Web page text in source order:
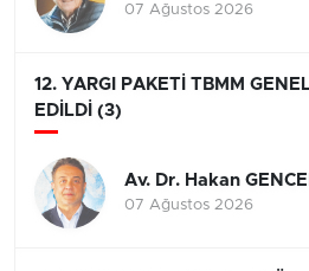
07 Ağustos 2026
12. YARGI PAKETİ TBMM
EDİLDİ (3)
Av. Dr. Hakan
07 Ağustos 2026